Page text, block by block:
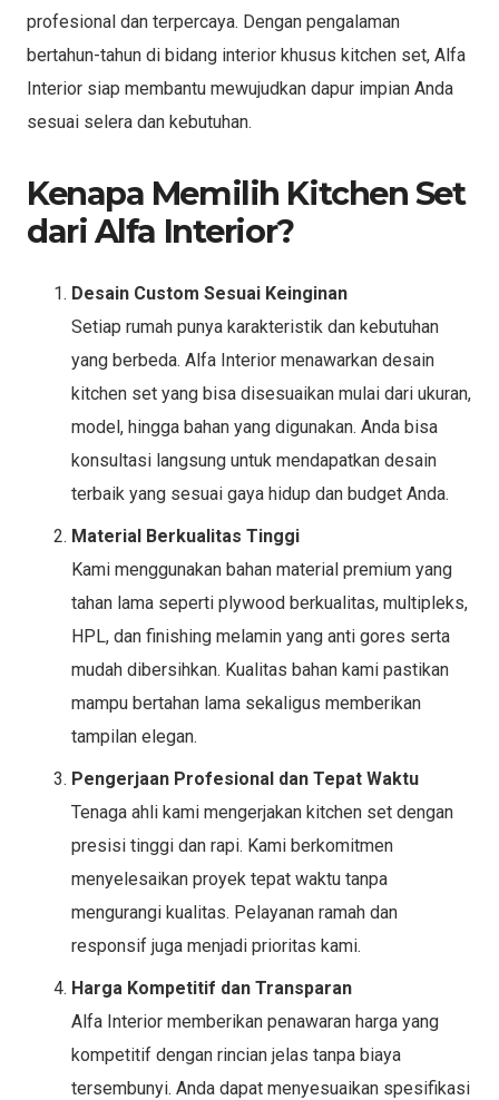
profesional dan terpercaya. Dengan pengalaman
bertahun-tahun di bidang interior khusus kitchen set, Alfa
Interior siap membantu mewujudkan dapur impian Anda
sesuai selera dan kebutuhan.
Kenapa Memilih Kitchen Set
dari Alfa Interior?
Desain Custom Sesuai Keinginan
Setiap rumah punya karakteristik dan kebutuhan
yang berbeda. Alfa Interior menawarkan desain
kitchen set yang bisa disesuaikan mulai dari ukuran,
model, hingga bahan yang digunakan. Anda bisa
konsultasi langsung untuk mendapatkan desain
terbaik yang sesuai gaya hidup dan budget Anda.
Material Berkualitas Tinggi
Kami menggunakan bahan material premium yang
tahan lama seperti plywood berkualitas, multipleks,
HPL, dan finishing melamin yang anti gores serta
mudah dibersihkan. Kualitas bahan kami pastikan
mampu bertahan lama sekaligus memberikan
tampilan elegan.
Pengerjaan Profesional dan Tepat Waktu
Tenaga ahli kami mengerjakan kitchen set dengan
presisi tinggi dan rapi. Kami berkomitmen
menyelesaikan proyek tepat waktu tanpa
mengurangi kualitas. Pelayanan ramah dan
responsif juga menjadi prioritas kami.
Harga Kompetitif dan Transparan
Alfa Interior memberikan penawaran harga yang
kompetitif dengan rincian jelas tanpa biaya
tersembunyi. Anda dapat menyesuaikan spesifikasi